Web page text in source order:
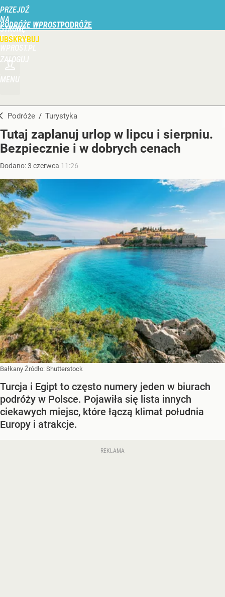
PRZEJDŹ
NA
STRONĘ
GŁÓWNĄ
PODRÓŻE WPROST
ZALOGUJ
MENU
Podróże / Turystyka
Tutaj zaplanuj urlop w lipcu i sierpniu.
Bezpiecznie i w dobrych cenach
Dodano:3 czerwca 11:26
Bałkany Źródło: Shutterstock
Turcja i Egipt to często numery jeden w biurach
podróży w Polsce. Pojawiła się lista innych
ciekawych miejsc, które łączą klimat południa
Europy i atrakcje.